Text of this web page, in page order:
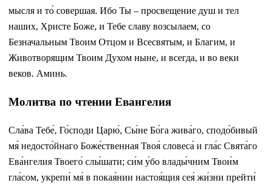
мысля и то́ совершая. Ибо Ты – просвещение душ и тел
наших, Христе Боже, и Тебе славу возсылаем, со
Безначальным Твоим Отцом и Всесвятым, и Благим, и
Животворящим Твоим Духом ныне, и всегда, и во веки
веков. Аминь.
Молитва по чтении Евангелия
Сла́ва Тебе́, Го́споди Царю́, Сы́не Бо́га жива́го, сподо́бивый
мя́ недосто́йнаго Боже́ственная Твоя́ словеса́ и гла́с Свята́го
Ева́нгелия Твоего́ слы́шати; си́м у́бо влады́чним Твои́м
гла́сом, укрепи́ мя́ в покая́нии настоя́щия сея́ жи́зни прейти́